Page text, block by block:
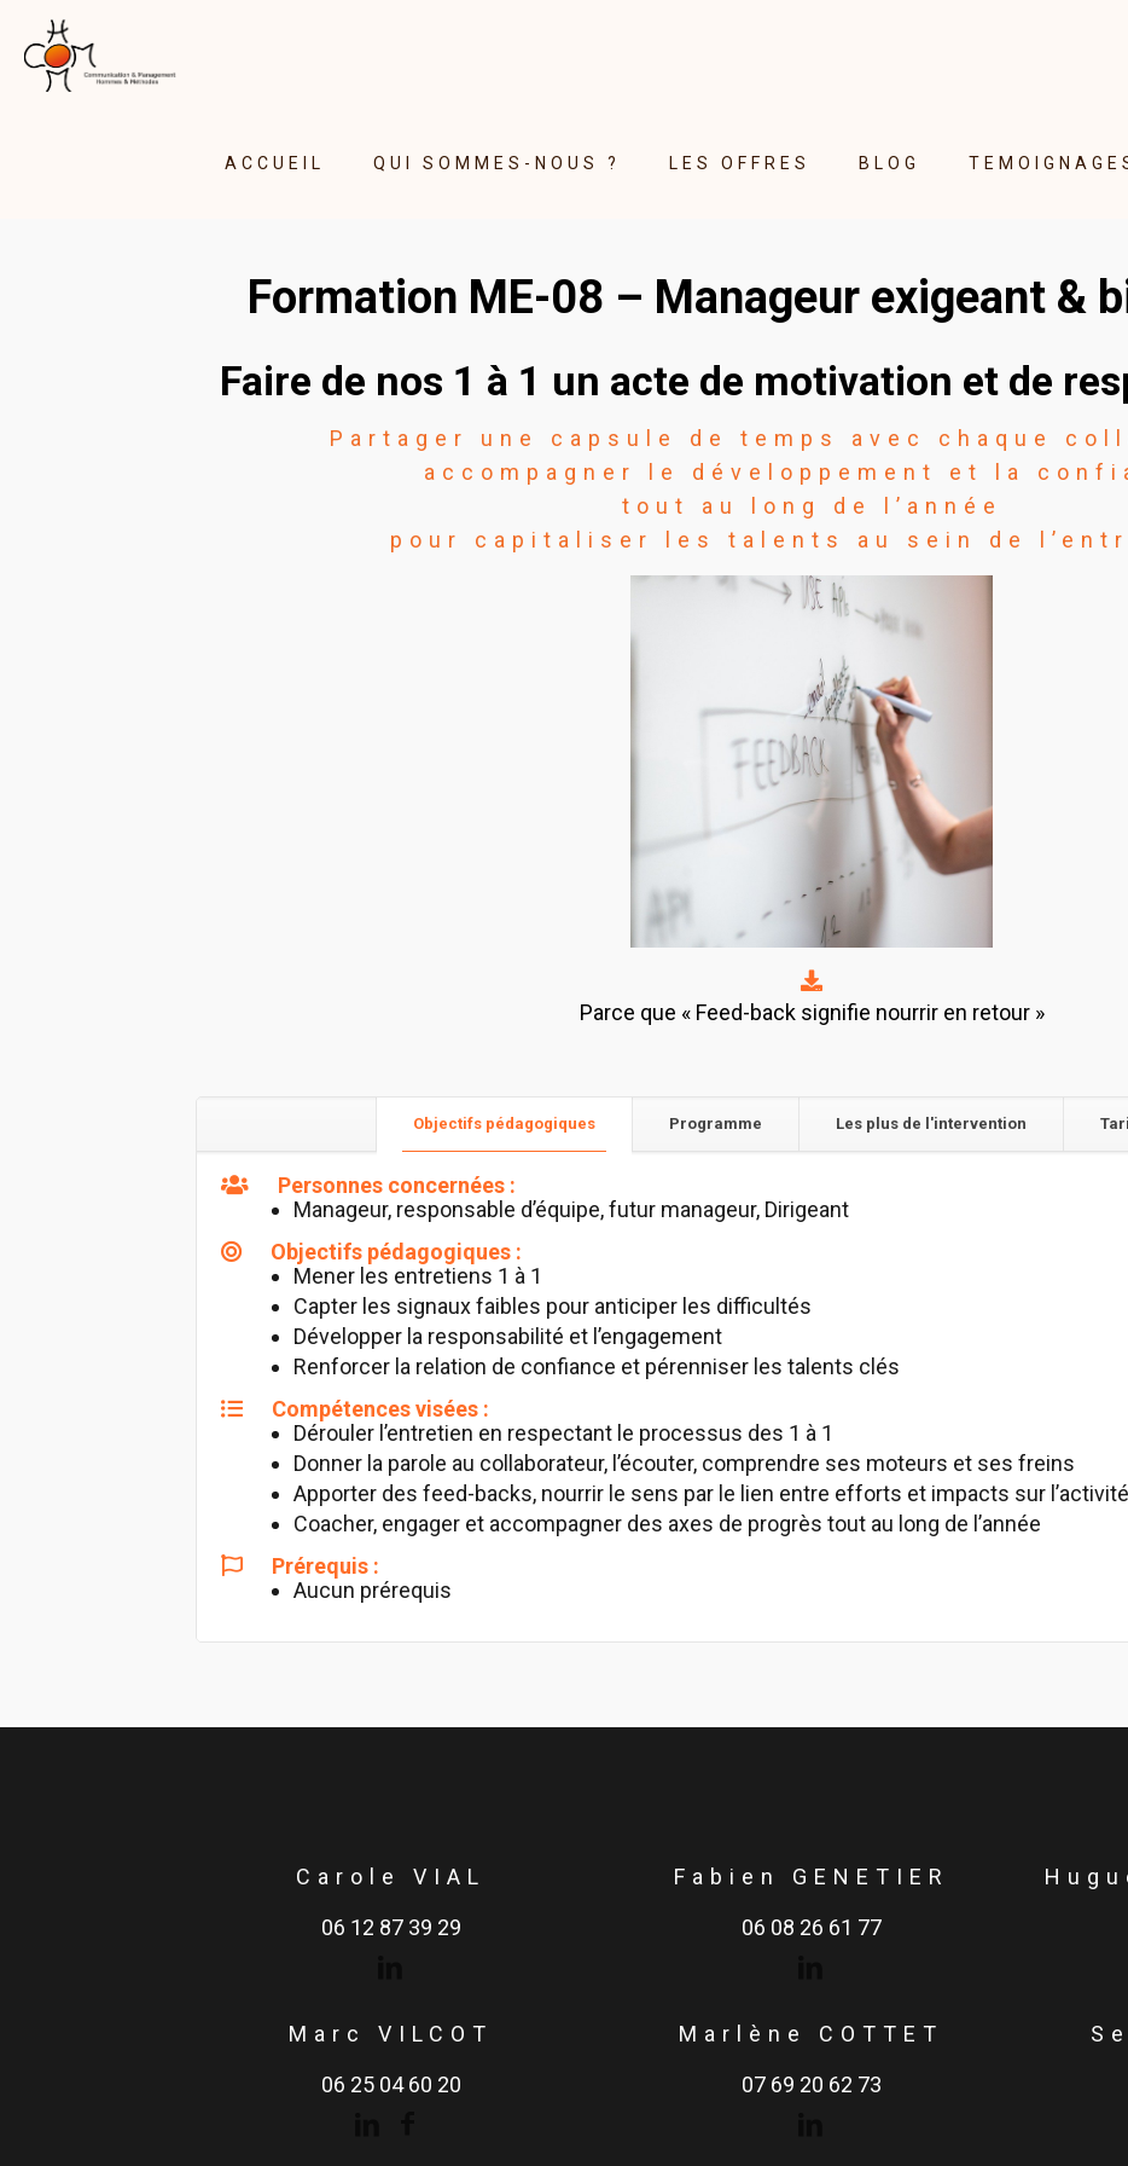
ACCUEIL QUI SOMMES-NOUS ? LES OFFRES BLOG
Formation ME-08 – Manageur exigeant &
Faire de nos 1 à 1 un acte de motivation et de
Partager une capsule de temps avec chaque
accompagner le développement et la
tout au long de l’année
pour capitaliser les talents au sein de
Parce que « Feed-back signifie nourrir en retour »
Objectifs pédagogiques Programme Les plus de l'intervention
Personnes concernées :
Manageur, responsable d’équipe, futur manageur, Dirigeant
Objectifs pédagogiques :
Mener les entretiens 1 à 1
Capter les signaux faibles pour anticiper les difficultés
Développer la responsabilité et l’engagement
Renforcer la relation de confiance et pérenniser les talents clés
Compétences visées :
Dérouler l’entretien en respectant le processus des 1 à 1
Donner la parole au collaborateur, l’écouter, comprendre ses moteurs et ses freins
Apporter des feed-backs, nourrir le sens par le lien entre efforts et impacts sur l’activité
Coacher, engager et accompagner des axes de progrès tout au long de l’année
Prérequis :
Aucun prérequis
Carole VIAL
06 12 87 39 29
Marc VILCOT
06 25 04 60 20
Fabien GENETIER
06 08 26 61 77
Marlène COTTET
07 69 20 62 73